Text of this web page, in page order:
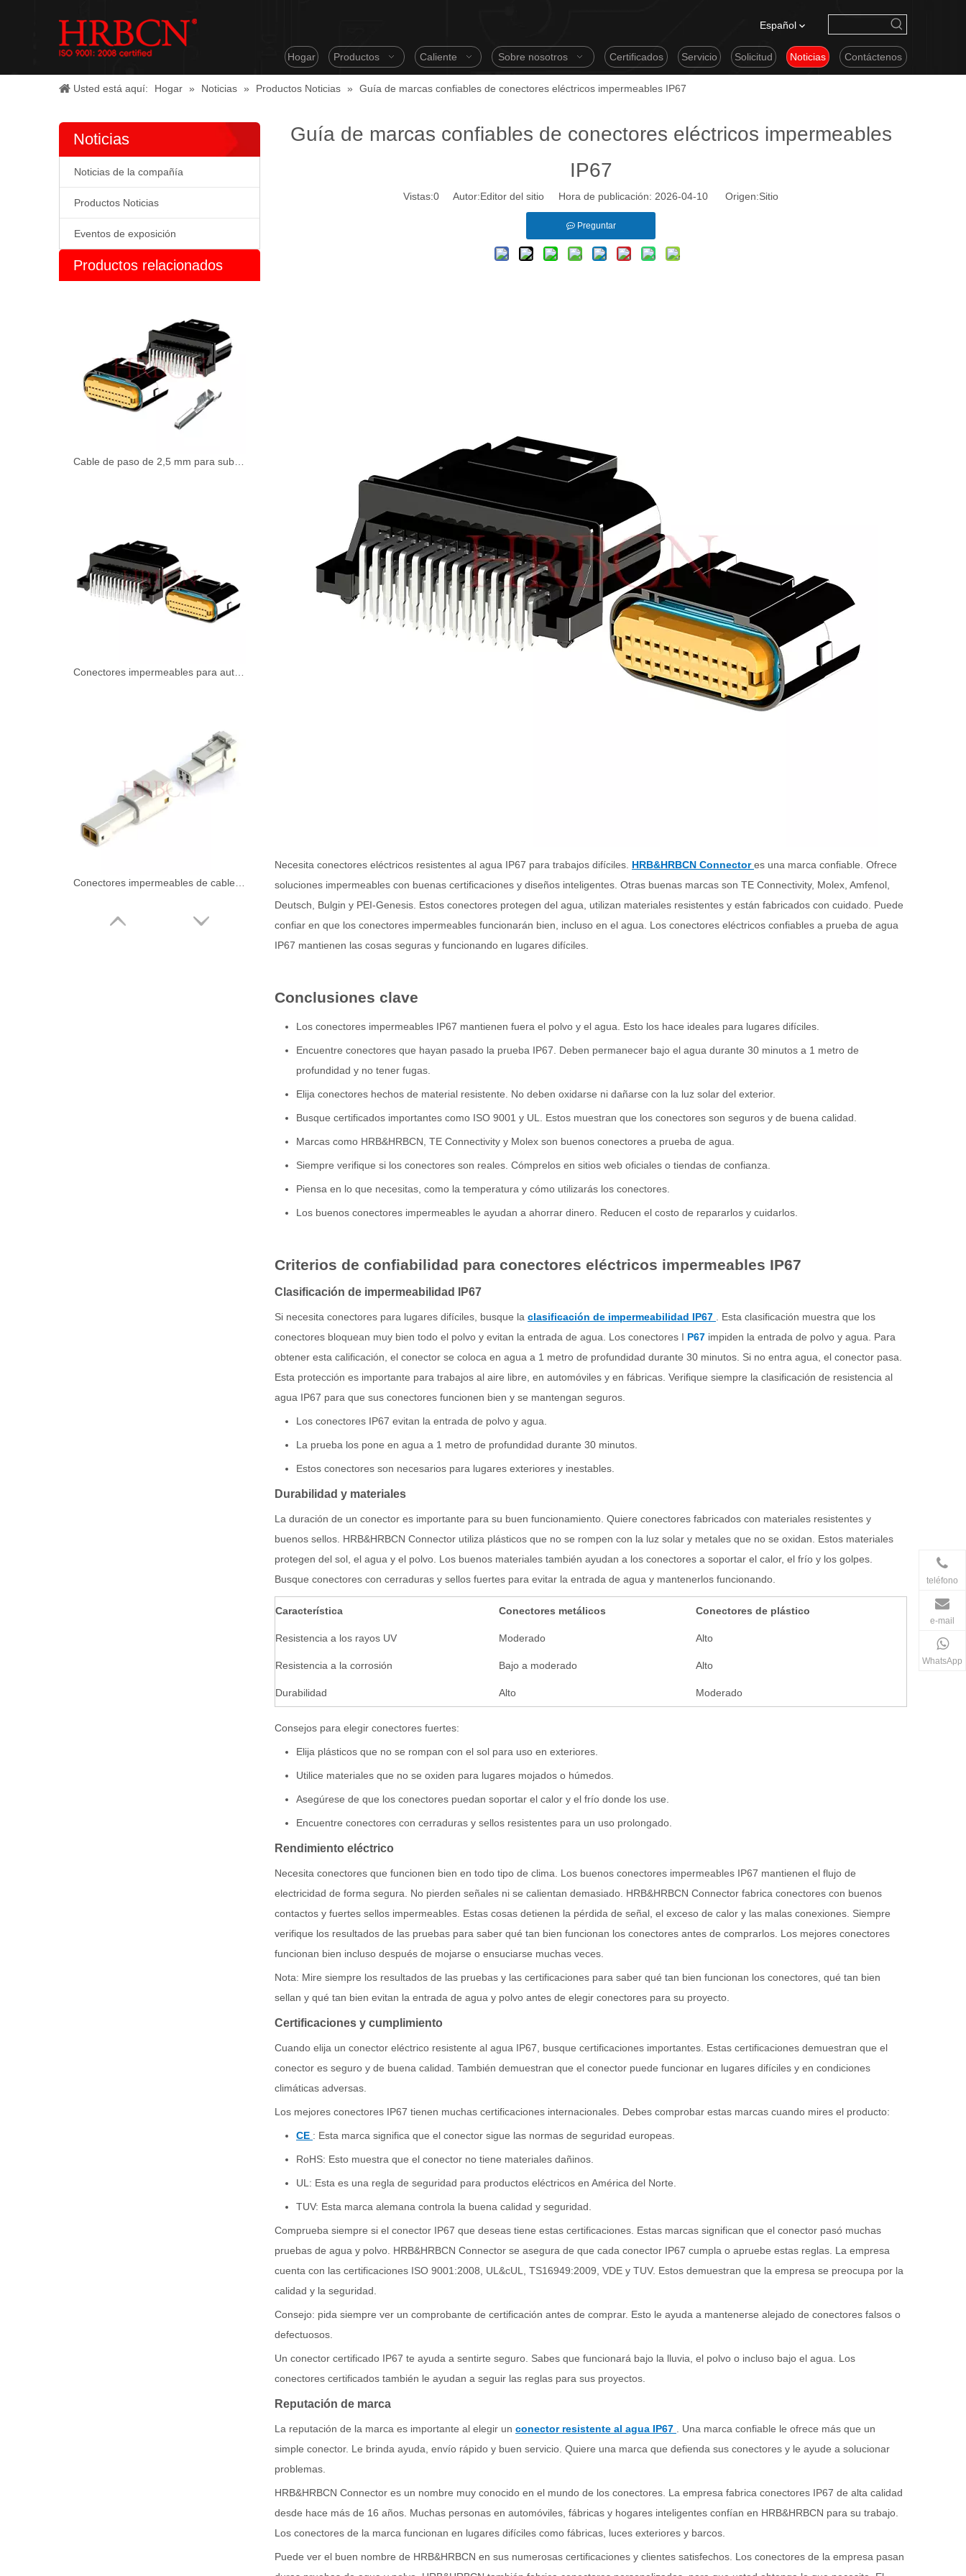
Español
Hogar Productos Caliente Sobre nosotros Certificados Servicio Solicitud Noticias Contáctenos
Usted está aquí: Hogar » Noticias » Productos Noticias » Guía de marcas confiables de conectores eléctricos impermeables IP67
Noticias
Noticias de la compañía
Productos Noticias
Eventos de exposición
Productos relacionados
Guía de marcas confiables de conectores eléctricos impermeables
IP67
Vistas:0 Autor:Editor del sitio Hora de publicación: 2026-04-10 Origen:Sitio
Preguntar
Necesita conectores eléctricos resistentes al agua IP67 para trabajos difíciles. HRB&HRBCN Connectores una marca confiable. Ofrece
soluciones impermeables con buenas certificaciones y diseños inteligentes. Otras buenas marcas son TE Connectivity, Molex, Amfenol,
Deutsch, Bulgin y PEI-Genesis. Estos conectores protegen del agua, utilizan materiales resistentes y están fabricados con cuidado. Puede
confiar en que los conectores impermeables funcionarán bien, incluso en el agua. Los conectores eléctricos confiables a prueba de agua
IP67 mantienen las cosas seguras y funcionando en lugares difíciles.
Conclusiones clave
Los conectores impermeables IP67 mantienen fuera el polvo y el agua. Esto los hace ideales para lugares difíciles.
Encuentre conectores que hayan pasado la prueba IP67. Deben permanecer bajo el agua durante 30 minutos a 1 metro de
profundidad y no tener fugas.
Elija conectores hechos de material resistente. No deben oxidarse ni dañarse con la luz solar del exterior.
Busque certificados importantes como ISO 9001 y UL. Estos muestran que los conectores son seguros y de buena calidad.
Marcas como HRB&HRBCN, TE Connectivity y Molex son buenos conectores a prueba de agua.
Siempre verifique si los conectores son reales. Cómprelos en sitios web oficiales o tiendas de confianza.
Piensa en lo que necesitas, como la temperatura y cómo utilizarás los conectores.
Los buenos conectores impermeables le ayudan a ahorrar dinero. Reducen el costo de repararlos y cuidarlos.
Criterios de confiabilidad para conectores eléctricos impermeables IP67
Clasificación de impermeabilidad IP67
Si necesita conectores para lugares difíciles, busque la clasificación de impermeabilidad IP67
. Esta clasificación muestra que los
conectores bloquean muy bien todo el polvo y evitan la entrada de agua. Los conectores I P67 impiden la entrada de polvo y agua. Para
obtener esta calificación, el conector se coloca en agua a 1 metro de profundidad durante 30 minutos. Si no entra agua, el conector pasa.
Esta protección es importante para trabajos al aire libre, en automóviles y en fábricas. Verifique siempre la clasificación de resistencia al
agua IP67 para que sus conectores funcionen bien y se mantengan seguros.
Los conectores IP67 evitan la entrada de polvo y agua.
La prueba los pone en agua a 1 metro de profundidad durante 30 minutos.
Estos conectores son necesarios para lugares exteriores y inestables.
Durabilidad y materiales
La duración de un conector es importante para su buen funcionamiento. Quiere conectores fabricados con materiales resistentes y
buenos sellos. HRB&HRBCN Connector utiliza plásticos que no se rompen con la luz solar y metales que no se oxidan. Estos materiales
protegen del sol, el agua y el polvo. Los buenos materiales también ayudan a los conectores a soportar el calor, el frío y los golpes.
Busque conectores con cerraduras y sellos fuertes para evitar la entrada de agua y mantenerlos funcionando.
Característica Conectores metálicos Conectores de plástico
Resistencia a los rayos UV Moderado Alto
Resistencia a la corrosión Bajo a moderado Alto
Durabilidad Alto Moderado
Consejos para elegir conectores fuertes:
Elija plásticos que no se rompan con el sol para uso en exteriores.
Utilice materiales que no se oxiden para lugares mojados o húmedos.
Asegúrese de que los conectores puedan soportar el calor y el frío donde los use.
Encuentre conectores con cerraduras y sellos resistentes para un uso prolongado.
Rendimiento eléctrico
Necesita conectores que funcionen bien en todo tipo de clima. Los buenos conectores impermeables IP67 mantienen el flujo de
electricidad de forma segura. No pierden señales ni se calientan demasiado. HRB&HRBCN Connector fabrica conectores con buenos
contactos y fuertes sellos impermeables. Estas cosas detienen la pérdida de señal, el exceso de calor y las malas conexiones. Siempre
verifique los resultados de las pruebas para saber qué tan bien funcionan los conectores antes de comprarlos. Los mejores conectores
funcionan bien incluso después de mojarse o ensuciarse muchas veces.
Nota: Mire siempre los resultados de las pruebas y las certificaciones para saber qué tan bien funcionan los conectores, qué tan bien
sellan y qué tan bien evitan la entrada de agua y polvo antes de elegir conectores para su proyecto.
Certificaciones y cumplimiento
Cuando elija un conector eléctrico resistente al agua IP67, busque certificaciones importantes. Estas certificaciones demuestran que el
conector es seguro y de buena calidad. También demuestran que el conector puede funcionar en lugares difíciles y en condiciones
climáticas adversas.
Los mejores conectores IP67 tienen muchas certificaciones internacionales. Debes comprobar estas marcas cuando mires el producto:
CE : Esta marca significa que el conector sigue las normas de seguridad europeas.
RoHS: Esto muestra que el conector no tiene materiales dañinos.
UL: Esta es una regla de seguridad para productos eléctricos en América del Norte.
TUV: Esta marca alemana controla la buena calidad y seguridad.
Comprueba siempre si el conector IP67 que deseas tiene estas certificaciones. Estas marcas significan que el conector pasó muchas
pruebas de agua y polvo. HRB&HRBCN Connector se asegura de que cada conector IP67 cumpla o apruebe estas reglas. La empresa
cuenta con las certificaciones ISO 9001:2008, UL&cUL, TS16949:2009, VDE y TUV. Estos demuestran que la empresa se preocupa por la
calidad y la seguridad.
Consejo: pida siempre ver un comprobante de certificación antes de comprar. Esto le ayuda a mantenerse alejado de conectores falsos o
defectuosos.
Un conector certificado IP67 te ayuda a sentirte seguro. Sabes que funcionará bajo la lluvia, el polvo o incluso bajo el agua. Los
conectores certificados también le ayudan a seguir las reglas para sus proyectos.
Reputación de marca
La reputación de la marca es importante al elegir un conector resistente al agua IP67
. Una marca confiable le ofrece más que un
simple conector. Le brinda ayuda, envío rápido y buen servicio. Quiere una marca que defienda sus conectores y le ayude a solucionar
problemas.
HRB&HRBCN Connector es un nombre muy conocido en el mundo de los conectores. La empresa fabrica conectores IP67 de alta calidad
desde hace más de 16 años. Muchas personas en automóviles, fábricas y hogares inteligentes confían en HRB&HRBCN para su trabajo.
Los conectores de la marca funcionan en lugares difíciles como fábricas, luces exteriores y barcos.
Puede ver el buen nombre de HRB&HRBCN en sus numerosas certificaciones y clientes satisfechos. Los conectores de la empresa pasan
teléfono
e-mail
WhatsApp